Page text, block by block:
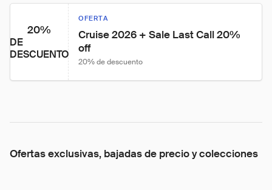
20%
DE
DESCUENTO
OFERTA
Cruise 2026 + Sale Last Call 20%
off
20% de descuento
Ofertas exclusivas, bajadas de precio y colecciones